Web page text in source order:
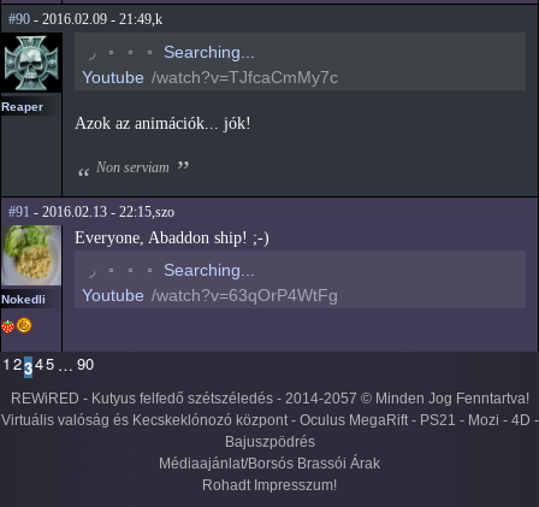
#90 - 2016.02.09 - 21:49,k
Reaper
◜ ◦ ◦ ◦
Searching...
Youtube /watch?v=TJfcaCmMy7c
Azok az animációk... jók!
Non serviam
#91 - 2016.02.13 - 22:15,szo
Nokedli
Everyone, Abaddon ship! ;-)
◜ ◦ ◦ ◦
Searching...
Youtube /watch?v=63qOrP4WtFg
1 2345 … 90
REWiRED - Kutyus felfedő szétszéledés - 2014-2057 © Minden Jog Fenntartva!
Virtuális valóság és Kecskeklónozó központ - Oculus MegaRift - PS21 - Mozi - 4D -
Bajuszpödrés
Médiaajánlat/Borsós Brassói Árak
Rohadt Impresszum!